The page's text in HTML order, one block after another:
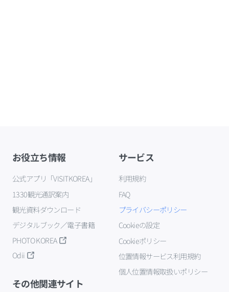
お役立ち情報
公式アプリ「VISITKOREA」
1330観光通訳案内
観光資料ダウンロード
デジタルブック／電子書籍
PHOTO KOREA
Odii
サービス
利用規約
FAQ
プライバシーポリシー
Cookieの設定
Cookieポリシー
位置情報サービス利用規約
個人位置情報取扱いポリシー
その他関連サイト